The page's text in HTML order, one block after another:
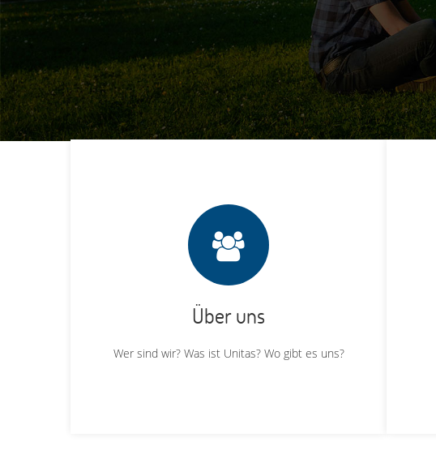
Über uns
Wer sind wir? Was ist Unitas? Wo gibt es uns?